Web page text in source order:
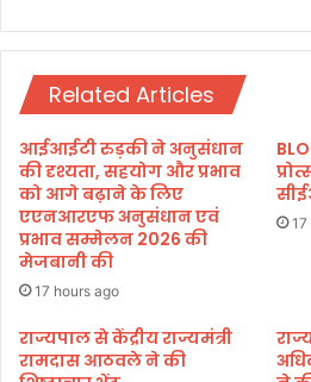
पे
ज
ल
रा
क
र
ण
ए
वं
म्बं
धि
क्ति
प
त्र
वि
त
रि
त
कि
ग
Related Articles
आईआईटी रुड़की ने अनुसंधान
की दृश्यता, सहयोग और प्रभाव
को आगे बढ़ाने के लिए
एएनआरएफ अनुसंधान एवं
प्रभाव सम्मेलन 2026 की
मेजबानी की
17 hours ago
17
राज्यपाल से केंद्रीय राज्यमंत्री
रामदास आठवले ने की